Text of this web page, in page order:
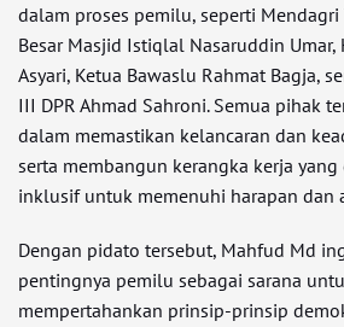
dalam proses pemilu, seperti
Besar Masjid Istiqlal Nasaruddin Umar,
Asyari, Ketua Bawaslu Rahmat Bagja,
III DPR Ahmad Sahroni. Semua pihak
dalam memastikan kelancaran dan
serta membangun kerangka kerja
inklusif untuk memenuhi harapan dan
Dengan pidato tersebut, Mahfud Md
pentingnya pemilu sebagai sarana
mempertahankan prinsip-prinsip